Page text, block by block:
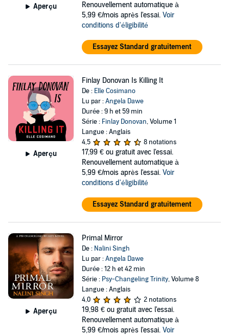
Aperçu
Renouvellement automatique à
5,99 €/mois après l'essai. Voir
conditions d'éligibilité
Essayez Standard gratuitement
Aperçu
Finlay Donovan Is Killing It
De : Elle Cosimano
Lu par :Angela Dawe
Durée : 9 h et 59 min
Série : Finlay Donovan, Volume 1
Langue : Anglais
4,5
8 notations
17,99 € ou gratuit avec l'essai.
Renouvellement automatique à
5,99 €/mois après l'essai. Voir
conditions d'éligibilité
Essayez Standard gratuitement
Aperçu
Primal Mirror
De : Nalini Singh
Lu par :Angela Dawe
Durée : 12 h et 42 min
Série : Psy-Changeling Trinity, Volume 8
Langue : Anglais
4,0
2 notations
19,98 € ou gratuit avec l'essai.
Renouvellement automatique à
5,99 €/mois après l'essai. Voir